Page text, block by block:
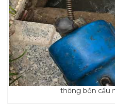
thông bồn cầu